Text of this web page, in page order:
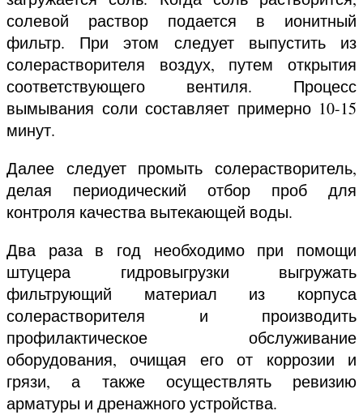
солевой раствор подается в ионитный
фильтр. При этом следует выпустить из
солерастворителя воздух, путем открытия
соответствующего вентиля. Процесс
вымывания соли составляет примерно 10-15
минут.
Далее следует промыть солерастворитель,
делая периодический отбор проб для
контроля качества вытекающей воды.
Два раза в год необходимо при помощи
штуцера гидровыгрузки выгружать
фильтрующий материал из корпуса
солерастворителя и производить
профилактическое обслуживание
оборудования, очищая его от коррозии и
грязи, а также осуществлять ревизию
арматуры и дренажного устройства.